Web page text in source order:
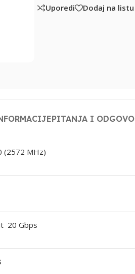
Uporedi
Dodaj na
PITANJA I
(2572 MHz)
20 Gbps